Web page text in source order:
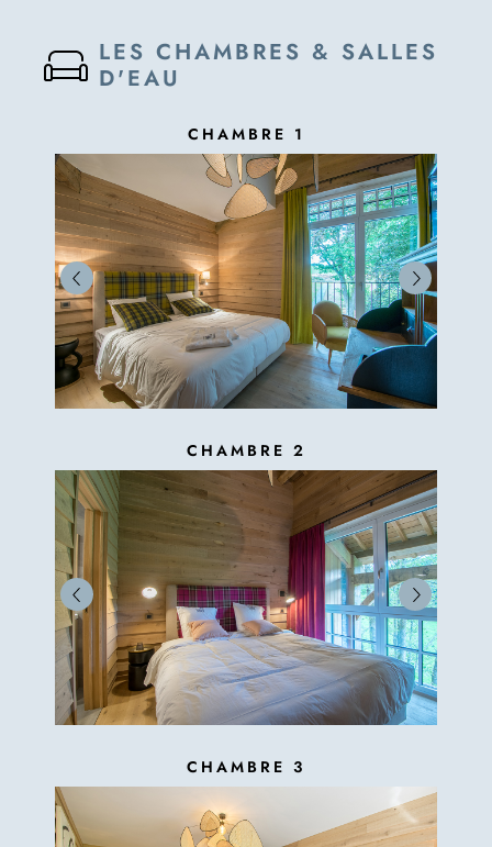
LES CHAMBRES & SALLES
D'EAU
CHAMBRE 1
CHAMBRE 2
CHAMBRE 3